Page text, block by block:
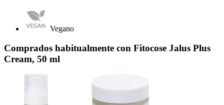
Vegano
Comprados habitualmente con Fitocose Jalus Plus
Cream, 50 ml